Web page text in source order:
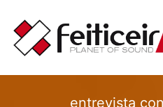
contenido
entrevista con